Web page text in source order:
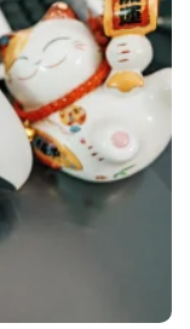
İnternet
Tasarım
Oluşturmanın